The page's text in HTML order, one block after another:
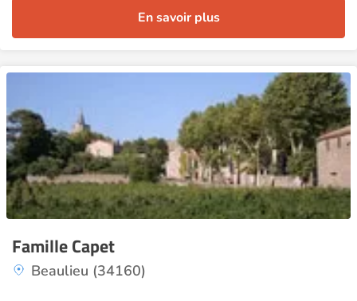
En savoir plus
Famille Capet
Beaulieu (34160)